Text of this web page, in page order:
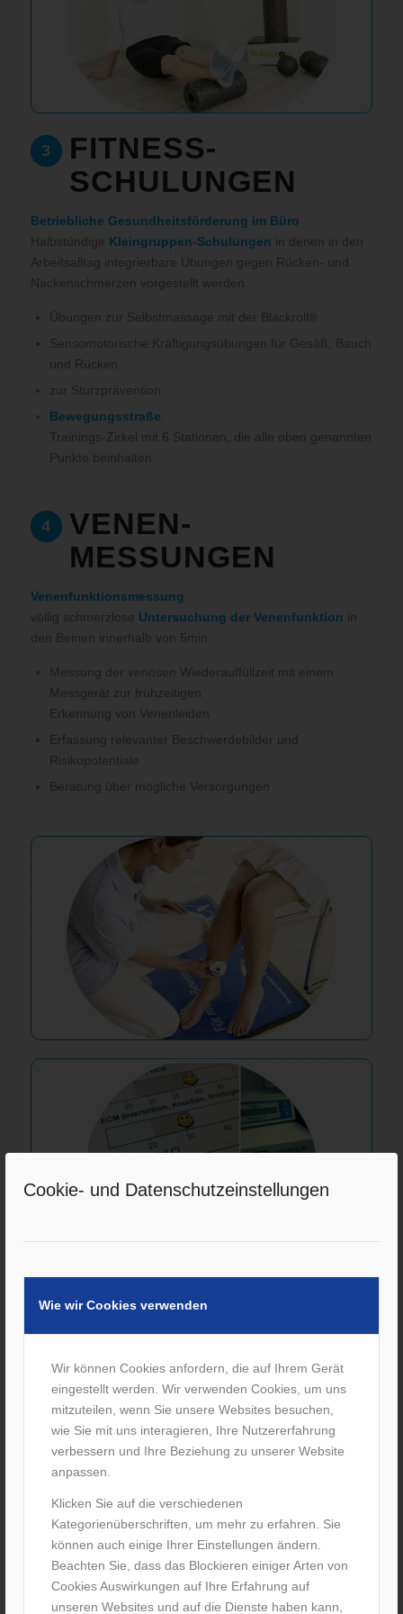
Cookie- und Datenschutzeinstellungen
Wie wir Cookies verwenden
Wir können Cookies anfordern, die auf Ihrem Gerät
eingestellt werden. Wir verwenden Cookies, um uns
mitzuteilen, wenn Sie unsere Websites besuchen,
wie Sie mit uns interagieren, Ihre Nutzererfahrung
verbessern und Ihre Beziehung zu unserer Website
anpassen.
Klicken Sie auf die verschiedenen
Kategorienüberschriften, um mehr zu erfahren. Sie
können auch einige Ihrer Einstellungen ändern.
Beachten Sie, dass das Blockieren einiger Arten von
Cookies Auswirkungen auf Ihre Erfahrung auf
unseren Websites und auf die Dienste haben kann,
3
FITNESS-
SCHULUNGEN
Betriebliche Gesundheitsförderung im Büro
Halbstündige Kleingruppen-Schulungen in denen in den
Arbeitsalltag integrierbare Übungen gegen Rücken- und
Nackenschmerzen vorgestellt werden.
Übungen zur Selbstmassage mit der Blackroll®
Sensomotorische Kräftigungsübungen für Gesäß, Bauch
und Rücken
zur Sturzprävention
Bewegungsstraße
Trainings-Zirkel mit 6 Stationen, die alle oben genannten
Punkte beinhalten.
4
VENEN-
MESSUNGEN
Venenfunktionsmessung
völlig schmerzlose Untersuchung der Venenfunktion in
den Beinen innerhalb von 5min.
Messung der venösen Wiederauffüllzeit mit einem
Messgerät zur frühzeitigen
Erkennung von Venenleiden
Erfassung relevanter Beschwerdebilder und
Risikopotentiale
Beratung über mögliche Versorgungen
5
BIO-ELEK.
IMPEDANZANALYSE
Etwas schwarz auf weiß zu sehen, kann sehr motivierend
sein, um ein Verhalten positiv zu verändern. Mit einer
Bioelektrischen Impedanz Analyse (kurz: BIA) lässt sich
Die BIA bietet eine genaue alters- und geschlechtbezogene
Analyse der Körperzusammensetzung . Die Ergebnisse von
iQ athletik erhält der Mitarbeiter als leicht verständlichen
Ausdruck ausgehändigt – zusammen mit Tipps zum
Verbessern bestimmter Parameter.